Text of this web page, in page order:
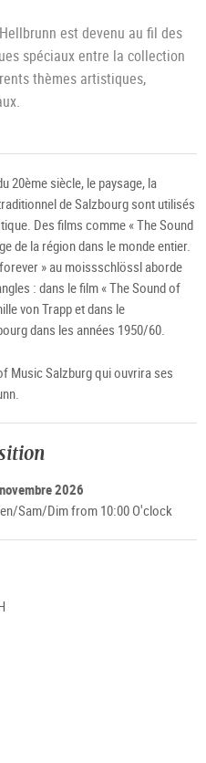
est devenu au fil des
spéciaux entre la collection
thèmes artistiques,
20ème siècle, le paysage, la
de Salzbourg sont utilisés
Des films comme « The Sound
de la région dans le monde entier.
» au moissschlössl aborde
: dans le film « The Sound of
von Trapp et dans le
dans les années 1950/60.
Music Salzburg qui ouvrira ses
2026
Sam/Dim from 10:00 O'clock